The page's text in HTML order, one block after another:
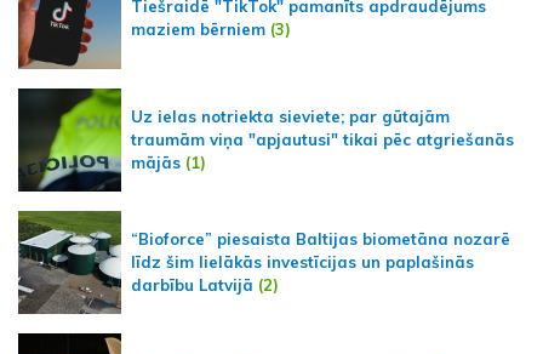
Tiešraidē "TikTok" pamanīts apdraudējums
maziem bērniem (3)
Uz ielas notriekta sieviete; par gūtajām
traumām viņa "apjautusi" tikai pēc atgriešanās
mājās (1)
“Bioforce” piesaista Baltijas biometāna nozarē
līdz šim lielākās investīcijas un paplašinās
darbību Latvijā (2)